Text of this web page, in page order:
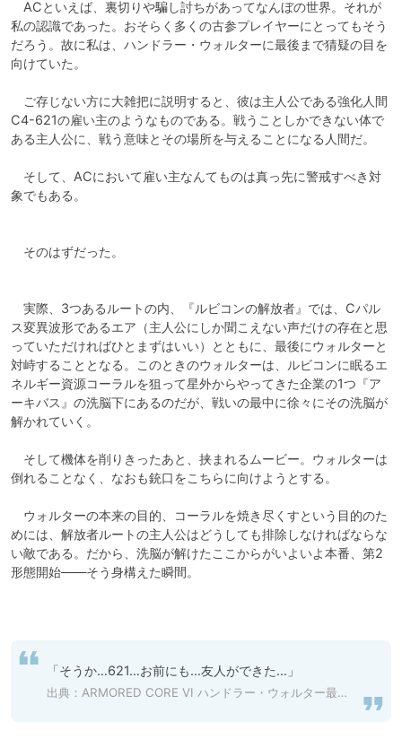
ACといえば、裏切りや騙し討ちがあってなんぼの世界。それが
私の認識であった。おそらく多くの古参プレイヤーにとってもそう
だろう。故に私は、ハンドラー・ウォルターに最後まで猜疑の目を
向けていた。
ご存じない方に大雑把に説明すると、彼は主人公である強化人間
C4-621の雇い主のようなものである。戦うことしかできない体で
ある主人公に、戦う意味とその場所を与えることになる人間だ。
そして、ACにおいて雇い主なんてものは真っ先に警戒すべき対
象でもある。
そのはずだった。
実際、3つあるルートの内、『ルビコンの解放者』では、Cパル
ス変異波形であるエア（主人公にしか聞こえない声だけの存在と思
っていただければひとまずはいい）とともに、最後にウォルターと
対峙することとなる。このときのウォルターは、ルビコンに眠るエ
ネルギー資源コーラルを狙って星外からやってきた企業の1つ『ア
ーキバス』の洗脳下にあるのだが、戦いの最中に徐々にその洗脳が
解かれていく。
そして機体を削りきったあと、挟まれるムービー。ウォルターは
倒れることなく、なおも銃口をこちらに向けようとする。
ウォルターの本来の目的、コーラルを焼き尽くすという目的のた
めには、解放者ルートの主人公はどうしても排除しなければならな
い敵である。だから、洗脳が解けたここからがいよいよ本番、第2
形態開始――そう身構えた瞬間。
「そうか…621…お前にも…友人ができた…」
出典：ARMORED CORE VI ハンドラー・ウォルター最期の台詞